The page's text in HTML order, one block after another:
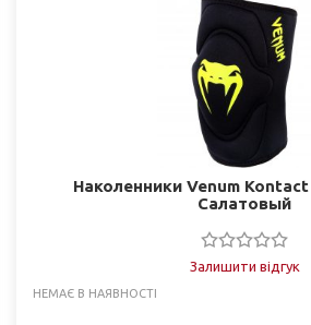
Наколенники Venum
Салатовый
Залишити відгук
НЕМАЄ В НАЯВНОСТІ